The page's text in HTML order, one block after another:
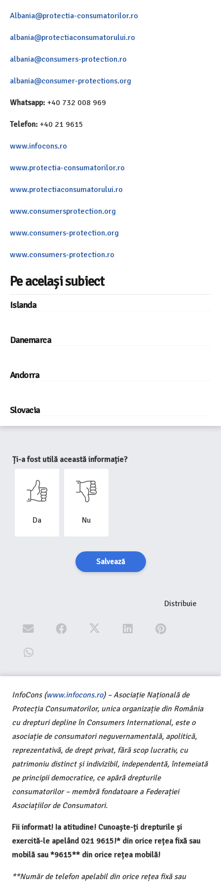
Albania@protectia-consumatorilor.ro
albania@protectiaconsumatorului.ro
albania@consumers-protection.ro
albania@consumer-protections.org
Whatsapp: +40 732 008 969
Telefon: +40 21 9615
www.infocons.ro
www.protectia-consumatorilor.ro
www.protectiaconsumatorului.ro
www.consumersprotection.org
www.consumers-protection.org
www.consumers-protection.ro
Pe același subiect
Islanda
Danemarca
Andorra
Slovacia
Ți-a fost utilă această informație?
Da Nu
Salvează
Distribuie
InfoCons (www.infocons.ro) – Asociație Națională de
Protecția Consumatorilor, unica organizație din România
cu drepturi depline în Consumers International, este o
asociație de consumatori neguvernamentală, apolitică,
reprezentativă, de drept privat, fără scop lucrativ, cu
patrimoniu distinct și indivizibil, independentă, întemeiată
pe principii democratice, ce apără drepturile
consumatorilor – membră fondatoare a Federației
Asociațiilor de Consumatori.
Fii informat! Ia atitudine! Cunoaște-ți drepturile și
exercită-le apelând 021 9615!* din orice rețea fixă sau
mobilă sau *9615** din orice rețea mobilă!
**Număr de telefon apelabil din orice rețea fixă sau